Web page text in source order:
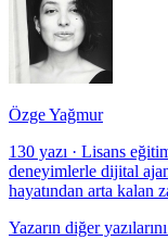
Özge Yağmur
130 yazı · Lisans
deneyimlerle dijital
hayatından arta kalan
Yazarın diğer